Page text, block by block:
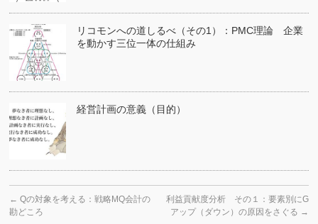
リコモンへの道しるべ（その1）：PMC理論 企業
を動かす三位一体の仕組み
経営計画の意義（目的）
← Qの対象を考える：戦略MQ会計の
勘どころ
利益貢献度分析 その１：要素別にG
アップ（ダウン）の原因をさぐる →